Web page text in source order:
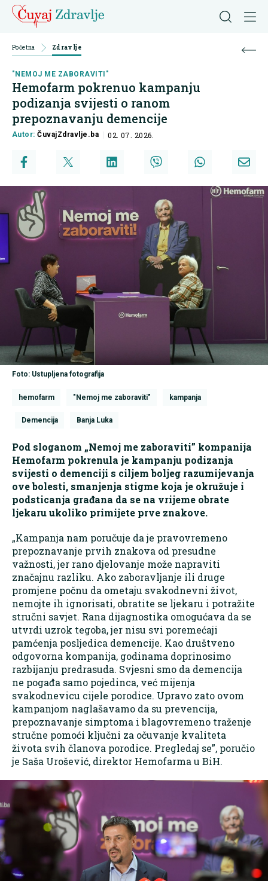
Početna Zdravlje
"NEMOJ ME ZABORAVITI"
Hemofarm pokrenuo kampanju
podizanja svijesti o ranom
prepoznavanju demencije
Autor:ČuvajZdravlje.ba 02. 07. 2026.
Foto: Ustupljena fotografija
hemofarm "Nemoj me zaboraviti" kampanja
Demencija Banja Luka
Pod sloganom „Nemoj me zaboraviti” kompanija
Hemofarm pokrenula je kampanju podizanja
svijesti o demenciji s ciljem boljeg razumijevanja
ove bolesti, smanjenja stigme koja je okružuje i
podsticanja građana da se na vrijeme obrate
ljekaru ukoliko primijete prve znakove.
„Kampanja nam poručuje da je pravovremeno
prepoznavanje prvih znakova od presudne
važnosti, jer rano djelovanje može napraviti
značajnu razliku. Ako zaboravljanje ili druge
promjene počnu da ometaju svakodnevni život,
nemojte ih ignorisati, obratite se ljekaru i potražite
stručni savjet. Rana dijagnostika omogućava da se
utvrdi uzrok tegoba, jer nisu svi poremećaji
pamćenja posljedica demencije. Kao društveno
odgovorna kompanija, godinama doprinosimo
razbijanju predrasuda. Svjesni smo da demencija
ne pogađa samo pojedinca, već mijenja
svakodnevicu cijele porodice. Upravo zato ovom
kampanjom naglašavamo da su prevencija,
prepoznavanje simptoma i blagovremeno traženje
stručne pomoći ključni za očuvanje kvaliteta
života svih članova porodice. Pregledaj se”, poručio
je Saša Urošević, direktor Hemofarma u BiH.